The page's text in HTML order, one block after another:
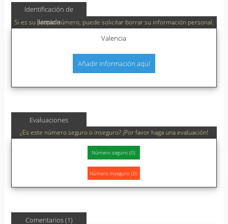
Identificación de
llamada
Si es su propio número, puede solicitar borrar su información personal.
Valencia
Añadir información aquí
Evaluaciones
¿Es este número seguro o inseguro? ¡Por favor haga una evaluación!
Comentarios (1)